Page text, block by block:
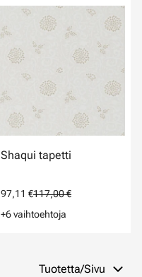
Shaqui tapetti
97,11 €117,00 €
+6 vaihtoehtoja
Tuotetta/Sivu